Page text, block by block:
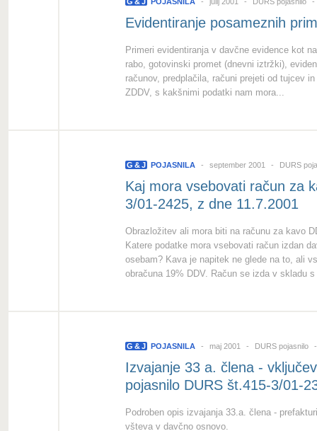
Evidentiranje posameznih
Primeri evidentiranja v davčne evidence kot
rabo, gotovinski promet (dnevni iztržki),
računov, predplačila, računi prejeti od tujcev
ZDDV, s kakšnimi podatki nam mora...
G &J POJASNILA september 2001 DURS
Kaj mora vsebovati račun za
3/01-2425, z dne 11.7.2001
Obrazložitev ali mora biti na računu za kavo
Katere podatke mora vsebovati račun izdan
osebam? Kava je napitek ne glede na to, ali
obračuna 19% DDV. Račun se izda v skladu
G &J POJASNILA maj 2001 DURS pojasnilo
Izvajanje 33 a. člena -
pojasnilo DURS št.415-3/01-
Podroben opis izvajanja 33.a. člena -
všteva v davčno osnovo.